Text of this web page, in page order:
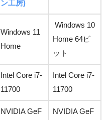
ン工房)
Windows 11
Home
Windows 10
Home 64ビ
ット
Intel Core i7-
11700
Intel Core i7-
11700
NVIDIA GeF
NVIDIA GeF